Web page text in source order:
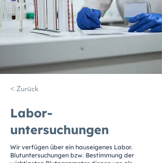
< Zurück
Labor-
untersuchungen
Wir verfügen über ein hauseigenes Labor.
Blutuntersuchungen bzw. Bestimmung der